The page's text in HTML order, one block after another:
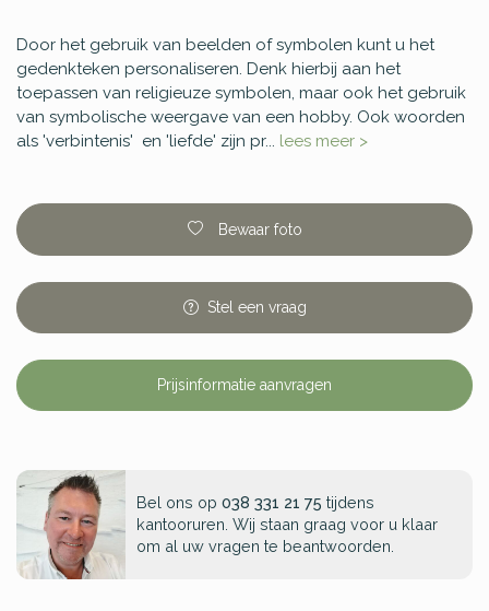
Door het gebruik van beelden of symbolen kunt u het
gedenkteken personaliseren. Denk hierbij aan het
toepassen van religieuze symbolen, maar ook het gebruik
van symbolische weergave van een hobby. Ook woorden
als 'verbintenis' en 'liefde' zijn pr... lees meer >
Bewaar foto
Stel een vraag
Prijsinformatie aanvragen
Bel ons op 038 331 21 75 tijdens
kantooruren. Wij staan graag voor u klaar
om al uw vragen te beantwoorden.